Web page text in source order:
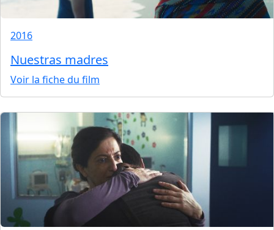
2016
Nuestras madres
Voir la fiche du film